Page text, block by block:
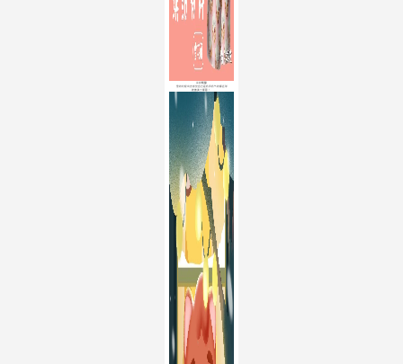
三只松鼠
雪的时候出去感觉自己是奶声奶气的椰丝球
被撒满了椰蓉 ！